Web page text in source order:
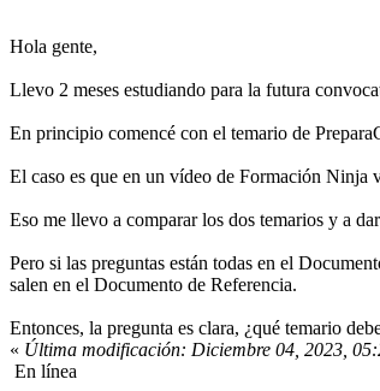
Hola gente,
Llevo 2 meses estudiando para la futura
En principio comencé con el temario de
El caso es que en un vídeo de Formación Ninja
Eso me llevo a comparar los dos temarios y a
Pero si las preguntas están todas en el
salen en el Documento de Referencia.
Entonces, la pregunta es clara, ¿qué temario
« Última modificación: Diciembre 04, 2023,
En línea